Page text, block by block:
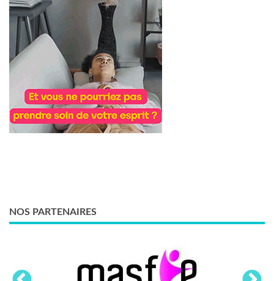
NOS PARTENAIRES